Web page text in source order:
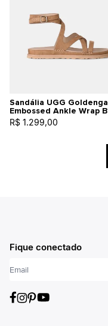
Sandália UGG
Embossed Ankle Wrap
R$ 1.299,00
Fique conectado